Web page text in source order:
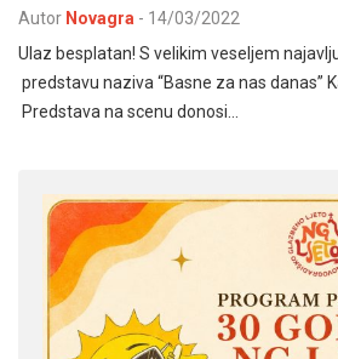
Autor Novagra - 14/03/2022
Ulaz besplatan! S velikim veseljem
predstavu naziva “Basne za nas danas”
Predstava na scenu donosi…